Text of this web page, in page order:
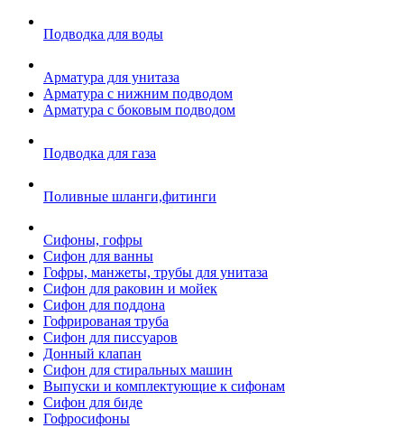
Подводка для воды
Арматура для унитаза
Арматура с нижним подводом
Арматура с боковым подводом
Подводка для газа
Поливные шланги,фитинги
Сифоны, гофры
Сифон для ванны
Гофры, манжеты, трубы для унитаза
Сифон для раковин и мойек
Сифон для поддона
Гофрированая труба
Сифон для писсуаров
Донный клапан
Сифон для стиральных машин
Выпуски и комплектующие к сифонам
Сифон для биде
Гофросифоны